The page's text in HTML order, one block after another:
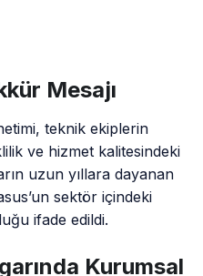
Mesajı
teknik ekiplerin
ve hizmet kalitesindeki
uzun yıllara dayanan
sektör içindeki
ifade edildi.
Kurumsal